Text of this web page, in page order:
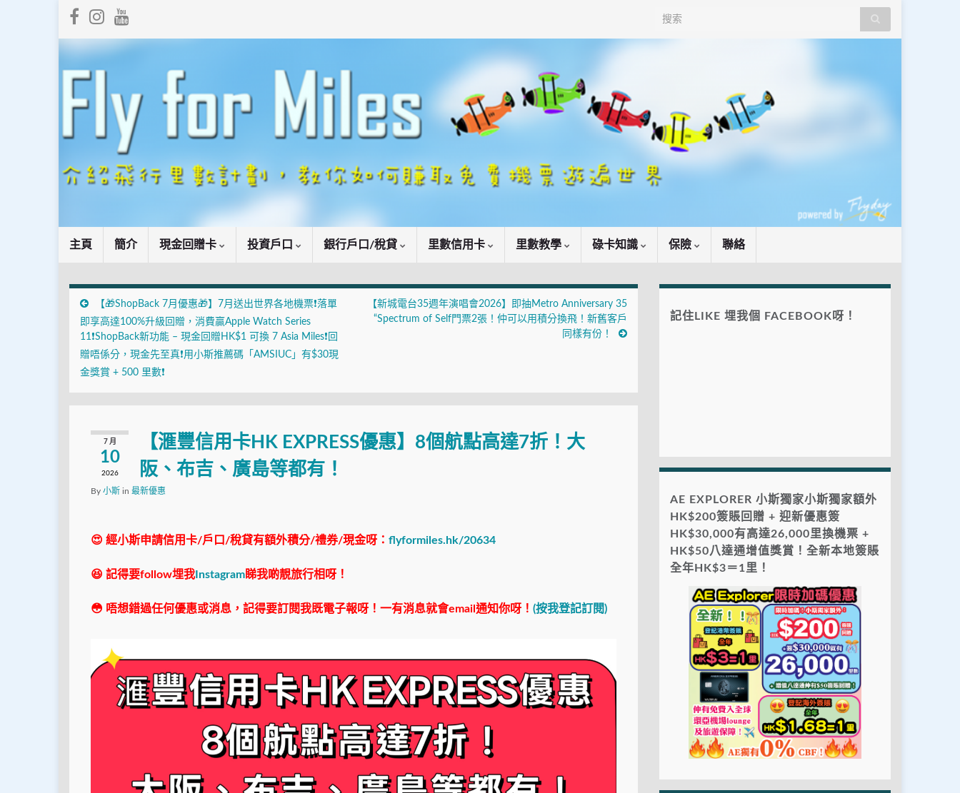
Search for:
主頁 簡介 現金回贈卡 投資戶口 銀行戶口/稅貸 里數信用卡 里數教學 碌卡知識 保險 聯絡
【🎁ShopBack 7月優惠🎁】7月送出世界各地機票❗落單
即享高達100%升級回贈，消費贏Apple Watch Series
11❗ShopBack新功能 – 現金回贈HK$1 可換 7 Asia Miles❗回
贈唔係分，現金先至真❗用小斯推薦碼「AMSIUC」有$30現
金獎賞 + 500 里數❗
【新城電台35週年演唱會2026】即抽Metro Anniversary 35
“Spectrum of Self門票2張！仲可以用積分換飛！新舊客戶
同樣有份！
7 月
10
2026
【滙豐信用卡HK EXPRESS優惠】8個航點高達7折！大
阪、布吉、廣島等都有！
By 小斯 in 最新優惠
😍 經小斯申請信用卡/戶口/稅貸有額外積分/禮券/現金呀： flyformiles.hk/20634
😆 記得要follow埋我 Instagram睇我啲靚旅行相呀！
😳 唔想錯過任何優惠或消息，記得要訂閱我既電子報呀！一有消息就會email通知你呀！ (按我登記訂閱)
記住LIKE 埋我個 FACEBOOK呀！
AE EXPLORER 小斯獨家小斯獨家額外
HK$200簽賬回贈 + 迎新優惠簽
HK$30,000有高達26,000里換機票 +
HK$50八達通增值獎賞！全新本地簽賬
全年HK$3＝1里！